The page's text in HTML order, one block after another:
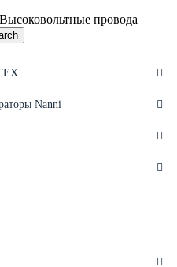
Высоковольтные провода
Nanni